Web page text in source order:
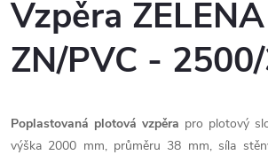
Vzpěra ZELENÁ
ZN/PVC -
Poplastovaná plotová vzpěra pro plotový
výška 2000 mm, průměru 38 mm, síla